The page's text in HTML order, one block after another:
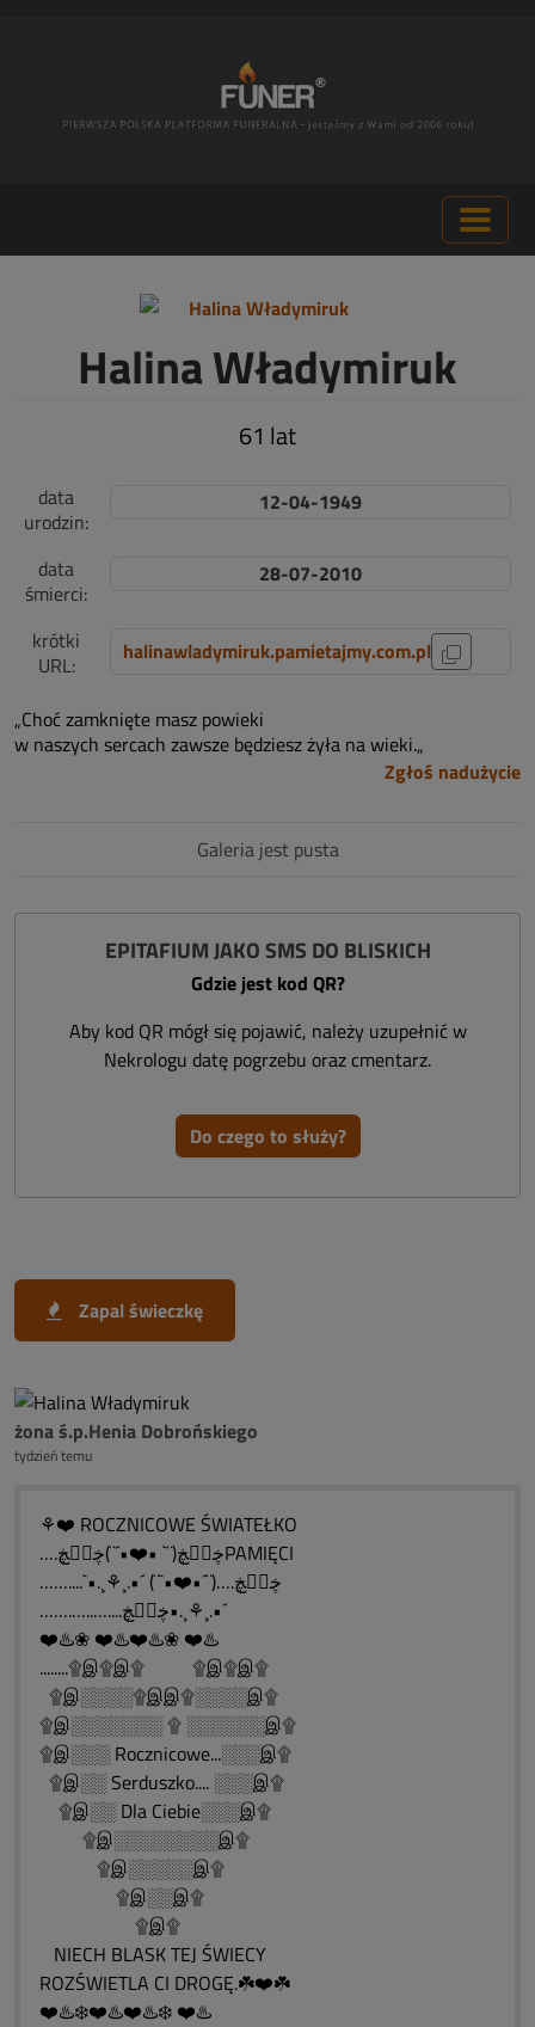
Halina Władymiruk
61 lat
data
urodzin:
12-04-1949
data
śmierci:
28-07-2010
krótki
URL:
halinawladymiruk.pamietajmy.com.pl
„Choć zamknięte masz powieki
w naszych sercach zawsze będziesz żyła na wieki.„
Zgłoś nadużycie
Galeria jest pusta
EPITAFIUM JAKO SMS DO BLISKICH
Gdzie jest kod QR?
Aby kod QR mógł się pojawić, należy uzupełnić w
Nekrologu datę pogrzebu oraz cmentarz.
Do czego to służy?
Zapal świeczkę
żona ś.p.Henia Dobrońskiego
tydzień temu
⚘❤️ ROCZNICOWE ŚWIATEŁKO
….ڿڰۣڿ(¨` •❤️•´¨)ڿڰۣڿPAMIĘCI
……....`•.¸⚘¸.•´ (¨`•❤️•´¨)….ڿڰۣڿ
…….…..…....ڿڰۣڿ•.¸⚘¸.•´
❤️♨️❀ ❤️♨️❤️♨️❀ ❤️♨️
........۩இ۩இ۩ ۩இ۩இ۩
۩இ░░░░۩இஇ۩░░░░இ۩
۩இ░░░░░░░ ۩ ░░░░░░இ۩
۩இ░░░ Rocznicowe...░░░இ۩
۩இ░░ Serduszko.... ░░░இ۩
۩இ░░ Dla Ciebie░░░இ۩
۩இ░░░░░░░░இ۩
۩இ░░░░░இ۩
۩இ░░இ۩
۩இ۩
NIECH BLASK TEJ ŚWIECY
ROZŚWIETLA CI DROGĘ.☘️❤️☘️
❤️♨️❄️❤️♨️❤️♨️❄️ ❤️♨️